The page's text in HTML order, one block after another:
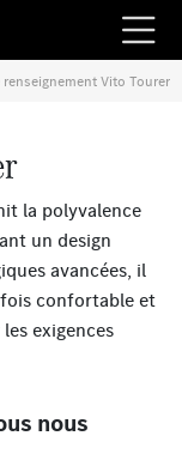
renseignement Vito Tourer
la polyvalence
un design
avancées, il
confortable et
exigences
nous